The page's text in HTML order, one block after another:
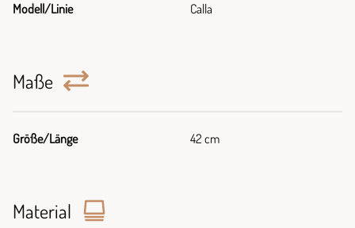
Modell/Linie Calla
Maße
Größe/Länge 42 cm
Material